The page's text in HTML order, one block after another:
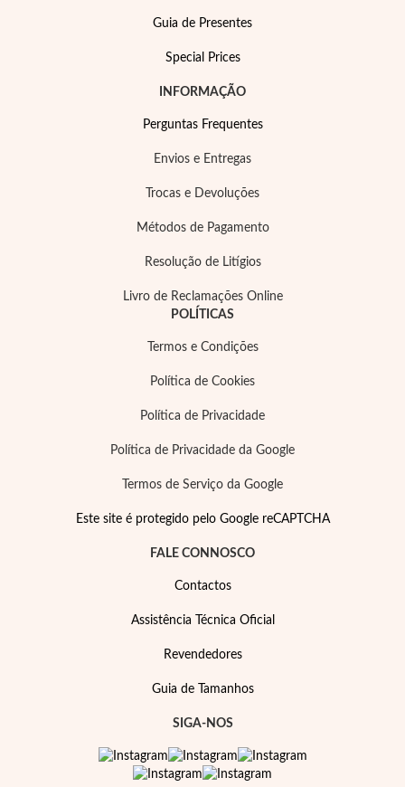
Joias de Festa
Guia de Presentes
Special Prices
INFORMAÇÃO
Perguntas Frequentes
Envios e Entregas
Trocas e Devoluções
Métodos de Pagamento
Resolução de Litígios
Livro de Reclamações Online
POLÍTICAS
Termos e Condições
Política de Cookies
Política de Privacidade
Política de Privacidade da Google
Termos de Serviço da Google
Este site é protegido pelo Google reCAPTCHA
FALE CONNOSCO
Contactos
Assistência Técnica Oficial
Revendedores
Guia de Tamanhos
SIGA-NOS